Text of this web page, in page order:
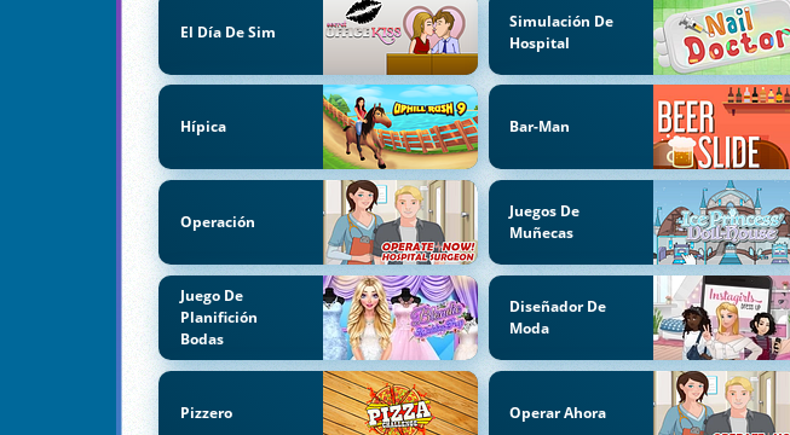
El Día De Sim
Simulación De
Hospital
Hípica Bar-Man
Operación
Juegos De
Muñecas
Juego De
Planifición
Bodas
Diseñador De
Moda
Pizzero Operar Ahora